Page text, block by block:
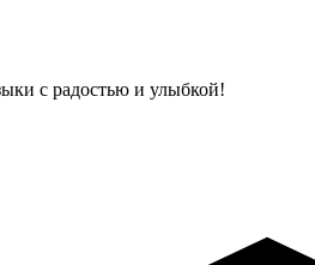
с радостью и улыбкой!